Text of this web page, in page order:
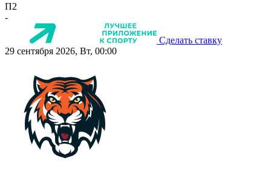
П2
-
Сделать ставку
29 сентября 2026, Вт, 00:00